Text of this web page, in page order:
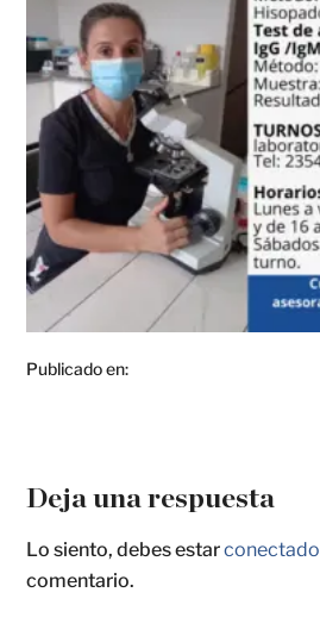
Publicado en:
Deja una respuesta
Lo siento, debes estarconectado
comentario.